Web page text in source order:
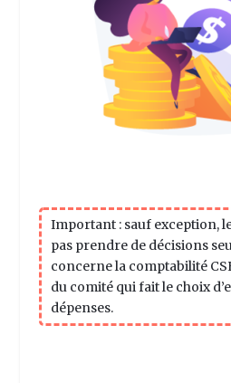
Important : sauf exception,
pas prendre de décisions
concerne la comptabilité
du comité qui fait le choix
dépenses.